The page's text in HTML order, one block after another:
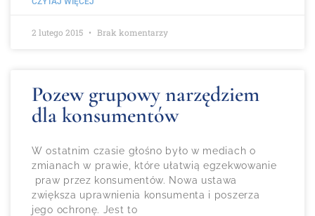
2 lutego 2015 Brak komentarzy
Pozew grupowy narzędziem
dla konsumentów
W ostatnim czasie głośno było w mediach o
zmianach w prawie, które ułatwią egzekwowanie
praw przez konsumentów. Nowa ustawa
zwiększa uprawnienia konsumenta i poszerza
jego ochronę. Jest to